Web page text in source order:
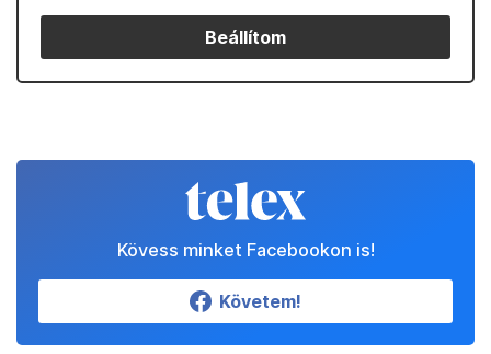
Beállítom
Kövess minket Facebookon is!
Követem!